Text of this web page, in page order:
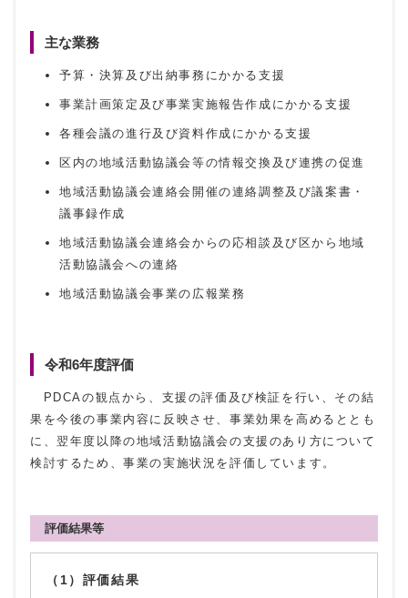
主な業務
予算・決算及び出納事務にかかる支援
事業計画策定及び事業実施報告作成にかかる支援
各種会議の進行及び資料作成にかかる支援
区内の地域活動協議会等の情報交換及び連携の促進
地域活動協議会連絡会開催の連絡調整及び議案書・
議事録作成
地域活動協議会連絡会からの応相談及び区から地域
活動協議会への連絡
地域活動協議会事業の広報業務
令和6年度評価
PDCAの観点から、支援の評価及び検証を行い、その結
果を今後の事業内容に反映させ、事業効果を高めるととも
に、翌年度以降の地域活動協議会の支援のあり方について
検討するため、事業の実施状況を評価しています。
評価結果等
（1）評価結果